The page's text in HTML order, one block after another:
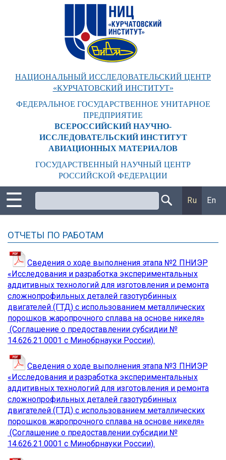
НАЦИОНАЛЬНЫЙ ИССЛЕДОВАТЕЛЬСКИЙ ЦЕНТР
«КУРЧАТОВСКИЙ ИНСТИТУТ»
ФЕДЕРАЛЬНОЕ ГОСУДАРСТВЕННОЕ УНИТАРНОЕ
ПРЕДПРИЯТИЕ
ВСЕРОССИЙСКИЙ НАУЧНО-
ИССЛЕДОВАТЕЛЬСКИЙ ИНСТИТУТ
АВИАЦИОННЫХ МАТЕРИАЛОВ
ГОСУДАРСТВЕННЫЙ НАУЧНЫЙ ЦЕНТР
РОССИЙСКОЙ ФЕДЕРАЦИИ
☰ Ru En
ОТЧЕТЫ ПО РАБОТАМ
Сведения о ходе выполнения этапа №2 ПНИЭР
«Исследования и разработка экспериментальных
аддитивных технологий для изготовления и ремонта
сложнопрофильных деталей газотурбинных
двигателей (ГТД) с использованием металлических
порошков жаропрочного сплава на основе никеля»
(Соглашение о предоставлении субсидии №
14.626.21.0001 с Минобрнауки России).
Сведения о ходе выполнения этапа №3 ПНИЭР
«Исследования и разработка экспериментальных
аддитивных технологий для изготовления и ремонта
сложнопрофильных деталей газотурбинных
двигателей (ГТД) с использованием металлических
порошков жаропрочного сплава на основе никеля»
(Соглашение о предоставлении субсидии №
14.626.21.0001 с Минобрнауки России).